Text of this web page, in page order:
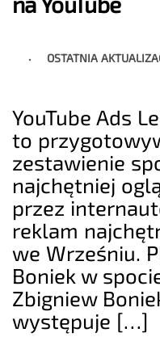
OSTATNIA
YouTube Ads
to
zestawienie
najchętniej
przez
reklam
we Wrześniu.
Boniek w
Zbigniew
występuje […]